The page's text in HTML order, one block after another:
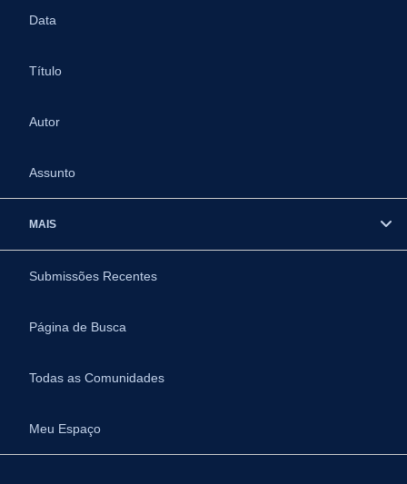
Data
Título
Autor
Assunto
MAIS
Submissões Recentes
Página de Busca
Todas as Comunidades
Meu Espaço